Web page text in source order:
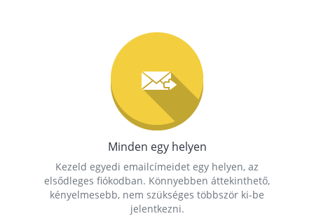
Minden egy helyen
Kezeld egyedi emailcímeidet egy helyen, az
elsődleges fiókodban. Könnyebben áttekinthető,
kényelmesebb, nem szükséges többször ki-be
jelentkezni.